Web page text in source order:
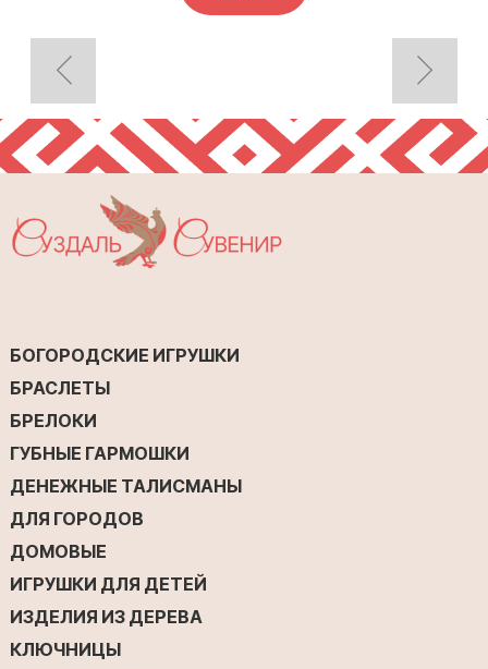
БОГОРОДСКИЕ ИГРУШКИ
БРАСЛЕТЫ
БРЕЛОКИ
ГУБНЫЕ ГАРМОШКИ
ДЕНЕЖНЫЕ ТАЛИСМАНЫ
ДЛЯ ГОРОДОВ
ДОМОВЫЕ
ИГРУШКИ ДЛЯ ДЕТЕЙ
ИЗДЕЛИЯ ИЗ ДЕРЕВА
КЛЮЧНИЦЫ